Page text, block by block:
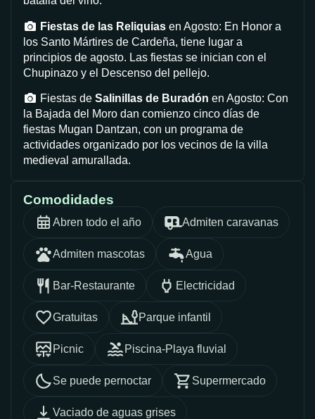
Fiestas de las Reliquias en Agosto: En Honor a
los Santo Mártires de Cardeña, tiene lugar a
principios de agosto. Las fiestas se inician con el
Chupinazo y el Descenso del pellejo.
Fiestas de Salinillas de Buradón en Agosto: Con
la Bajada del Moro dan comienzo cinco días de
fiestas Mugan Dantzan, con un programa de
actividades organizado por los vecinos de la villa
medieval amurallada.
Comodidades
Abren todo el año Admiten caravanas
Admiten mascotas Agua
Bar-Restaurante Electricidad
Gratuitas Parque infantil
Picnic Piscina-Playa fluvial
Se puede pernoctar Supermercado
Vaciado de aguas grises